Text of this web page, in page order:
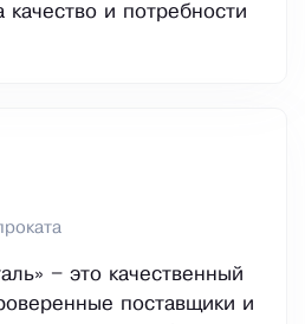
и потребности
– это качественный
поставщики и